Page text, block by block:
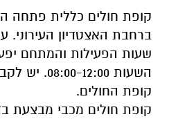
קופת חולים כללית פתחה
ברחבת האצטדיון העירוני.
השעות
קופת החולים.
קופת חולים מכבי מבצעת